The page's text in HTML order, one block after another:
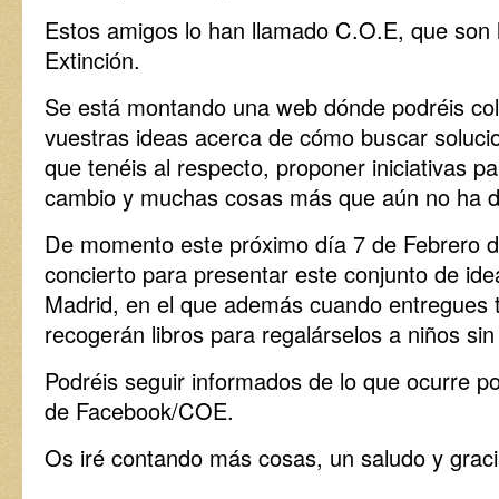
Estos amigos lo han llamado C.O.E, que
Extinción.
Se está montando una web dónde podréis
vuestras ideas acerca de cómo buscar
que tenéis al respecto, proponer iniciativas
cambio y muchas cosas más que aún no ha
De momento este próximo día 7 de Febrero
concierto para presentar este conjunto de
Madrid, en el que además cuando
recogerán libros para regalárselos a niños
Podréis seguir informados de lo que ocurre
de Facebook/COE.
Os iré contando más cosas, un saludo y